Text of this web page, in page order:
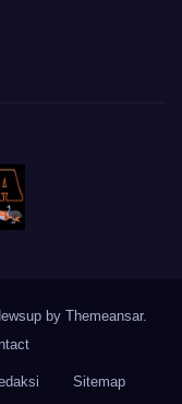
by Themeansar.
Sitemap